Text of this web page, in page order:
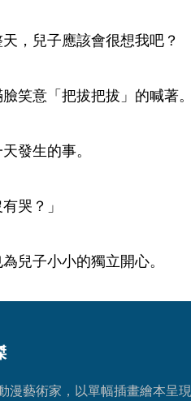
，兒子應該會很想我吧？
笑意「把拔把拔」的喊著
發生的事。
哭？」
兒子小小的獨立開心。
漫藝術家，以單幅插畫繪本呈